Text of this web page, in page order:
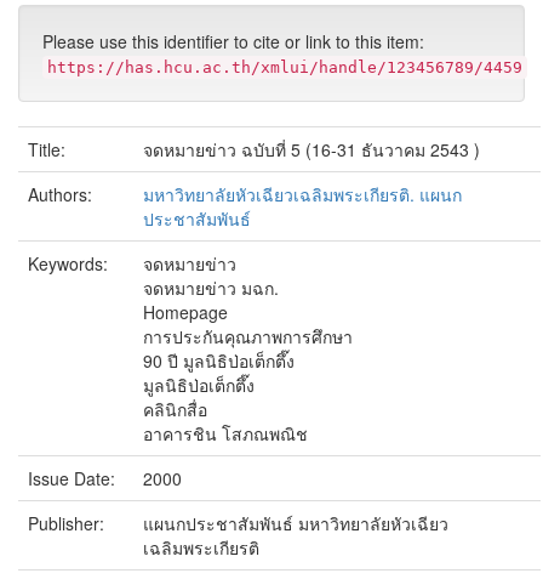
Please use this identifier to cite or link to this item:
https://has.hcu.ac.th/xmlui/handle/123456789/4459
Title:
จดหมายข่าว ฉบับที่ 5 (16-31 ธันวาคม 2543 )
Authors:
มหาวิทยาลัยหัวเฉียวเฉลิมพระเกียรติ. แผนก
ประชาสัมพันธ์
Keywords:
จดหมายข่าว
จดหมายข่าว มฉก.
Homepage
การประกันคุณภาพการศึกษา
90 ปี มูลนิธิป่อเต็กตึ๊ง
มูลนิธิป่อเต็กตึ๊ง
คลินิกสื่อ
อาคารชิน โสภณพณิช
Issue Date:
2000
Publisher:
แผนกประชาสัมพันธ์ มหาวิทยาลัยหัวเฉียว
เฉลิมพระเกียรติ